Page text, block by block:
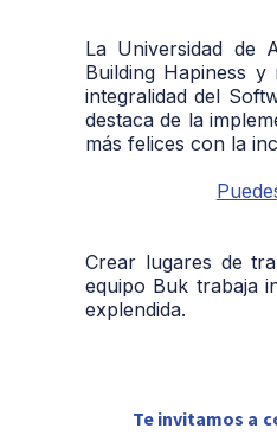
La Universidad de
Building Hapiness
integralidad del
destaca de la
más felices con la
Crear lugares de
equipo Buk trabaja
explendida.
Te invitamos a